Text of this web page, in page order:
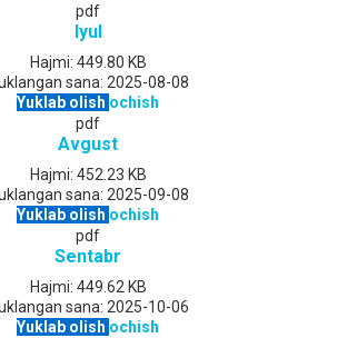
pdf
Iyul
Hajmi: 449.80 KB
sana: 2025-08-08
Yuklab olish ochish
pdf
Avgust
Hajmi: 452.23 KB
sana: 2025-09-08
Yuklab olish ochish
pdf
Sentabr
Hajmi: 449.62 KB
sana: 2025-10-06
Yuklab olish ochish